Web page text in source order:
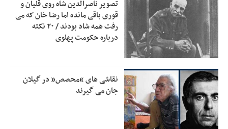
حمایت از مرزنشینان نباید به زیان تولید باشد/مواد اولیه با
کولبری وارد شود
11:05 شایعه «معافیت سربازان فراری» تکذیب شد
11:04 امیر اکرمی‌نیا: ارتش کاملاً آماده است
تصویر ناصرالدین شاه روی قلیان و
قوری باقی مانده اما رضا خان که می
رفت همه شاد بودند / ۲۰ نکته
درباره حکومت پهلوی
نقاشی های “محصص” در گیلان
جان می گیرند